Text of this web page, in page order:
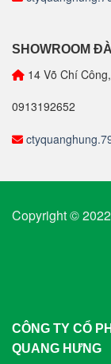
SHOWROOM
14 Võ Chí
0913192652
Copyright ©
CÔNG TY CỔ
QUANG HƯNG